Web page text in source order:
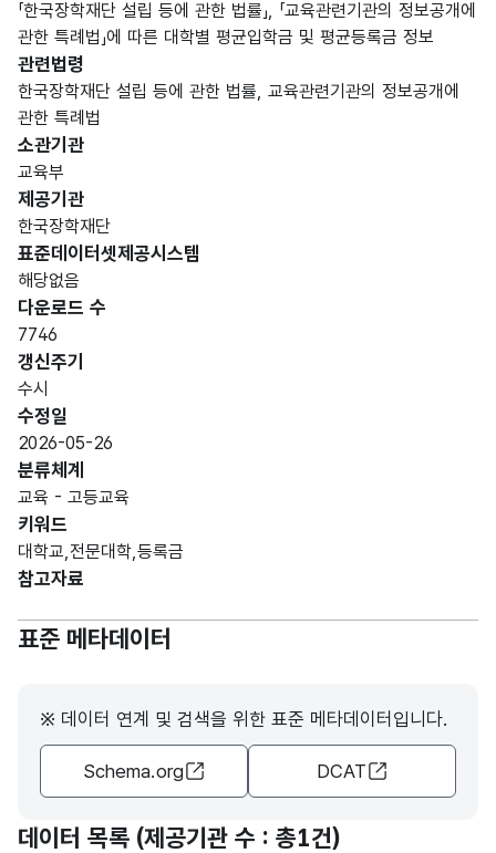
「한국장학재단 설립 등에 관한 법률」, 「교육관련기관의 정보공개에
관한 특례법」에 따른 대학별 평균입학금 및 평균등록금 정보
관련법령
한국장학재단 설립 등에 관한 법률, 교육관련기관의 정보공개에
관한 특례법
소관기관
교육부
제공기관
한국장학재단
표준데이터셋제공시스템
해당없음
다운로드 수
7746
갱신주기
수시
수정일
2026-05-26
분류체계
교육 - 고등교육
키워드
대학교,전문대학,등록금
참고자료
표준 메타데이터
※ 데이터 연계 및 검색을 위한 표준 메타데이터입니다.
Schema.org DCAT
데이터 목록 (제공기관 수 : 총1건)